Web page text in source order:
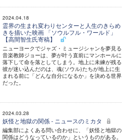
2024.04.18
霊界の生まれ変わりセンターと人生のきらめ
きを描いた映画 「ソウルフル・ワールド」
【高間智生氏寄稿】
ニューヨークでジャズ・ミュージシャンを夢見る
音楽教師ジョーは、夢が叶う直前にマンホールに
落下して命を落としてしまう。地上に未練が残る
彼が迷い込んだのは、魂(ソウル)たちが地上に生
まれる前に「どんな自分になるか」を決める世界
だった。
2024.03.28
妖怪と地獄の関係 - ニュースのミカタ
編集部によくある問い合わせに、「妖怪と地獄の
関係はどうなっているのか」というものがある。